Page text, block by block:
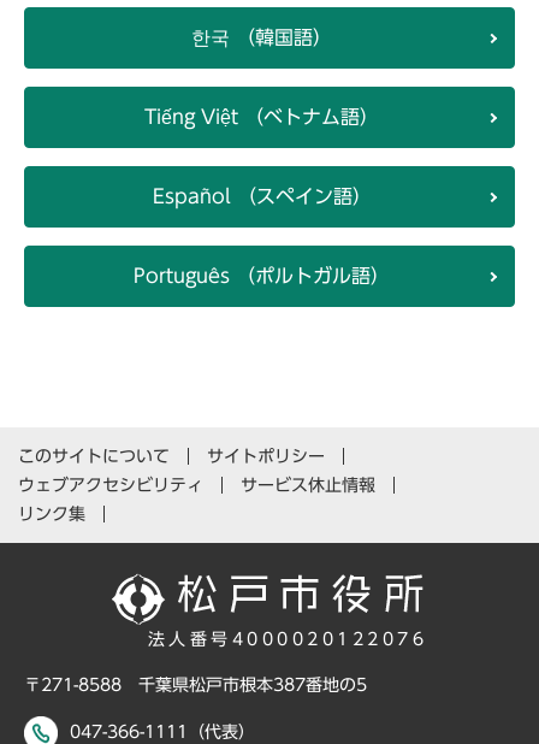
한국 （韓国語）
Tiếng Việt （ベトナム語）
Español （スペイン語）
Português （ポルトガル語）
このサイトについて
サイトポリシー
ウェブアクセシビリティ
サービス休止情報
リンク集
法人番号4000020122076
〒271-8588 千葉県松戸市根本387番地の5
047-366-1111（代表）